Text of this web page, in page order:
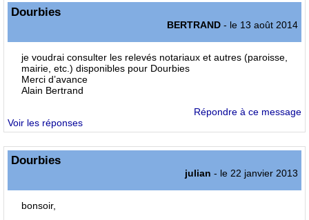
Dourbies
BERTRAND - le 13 août 2014
je voudrai consulter les relevés notariaux et autres (paroisse,
mairie, etc.) disponibles pour Dourbies
Merci d’avance
Alain Bertrand
Répondre à ce message
Voir les réponses
Dourbies
julian - le 22 janvier 2013
bonsoir,